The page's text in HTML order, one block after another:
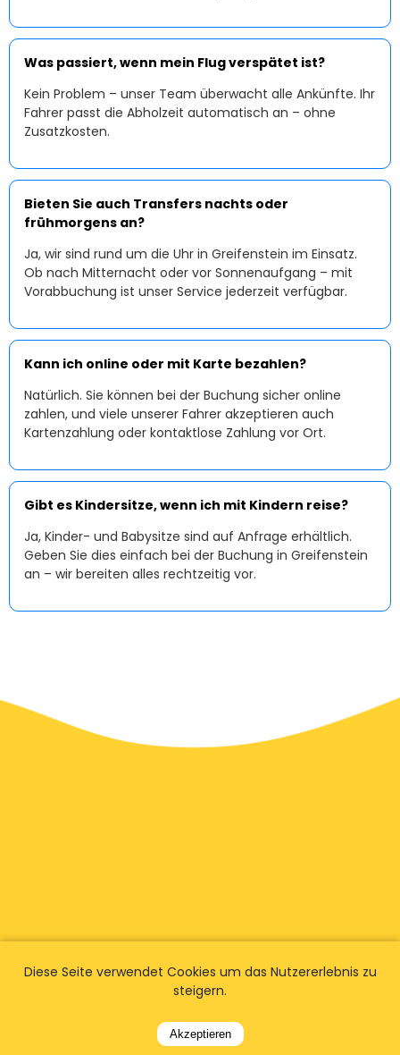
Was passiert, wenn mein Flug verspätet ist?
Kein Problem – unser Team überwacht alle Ankünfte. Ihr
Fahrer passt die Abholzeit automatisch an – ohne
Zusatzkosten.
Bieten Sie auch Transfers nachts oder
frühmorgens an?
Ja, wir sind rund um die Uhr in Greifenstein im Einsatz.
Ob nach Mitternacht oder vor Sonnenaufgang – mit
Vorabbuchung ist unser Service jederzeit verfügbar.
Kann ich online oder mit Karte bezahlen?
Natürlich. Sie können bei der Buchung sicher online
zahlen, und viele unserer Fahrer akzeptieren auch
Kartenzahlung oder kontaktlose Zahlung vor Ort.
Gibt es Kindersitze, wenn ich mit Kindern reise?
Ja, Kinder- und Babysitze sind auf Anfrage erhältlich.
Geben Sie dies einfach bei der Buchung in Greifenstein
an – wir bereiten alles rechtzeitig vor.
Wir habenFans weltweit
Diese Seite verwendet Cookies um das Nutzererlebnis zu
steigern.
Akzeptieren